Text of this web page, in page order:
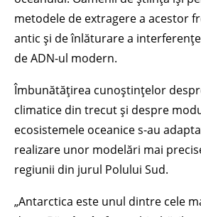
metodele de extragere a acestor
antic și de înlăturare a
de ADN-ul modern.
Îmbunătățirea cunoștințelor
climatice din trecut și despre
ecosistemele oceanice s-au
realizare unor modelări mai
regiunii din jurul Polului Sud.
„Antarctica este unul dintre cele